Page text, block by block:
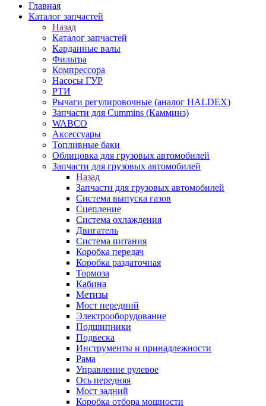
Главная
Каталог запчастей
Назад
Каталог запчастей
Карданные валы
Фильтра
Компрессора
Насосы ГУР
РТИ
Рычаги регулировочные (аналог HALDEX)
Запчасти для Cummins (Камминз)
WABCO
Аксессуары
Топливные баки
Облицовка для грузовых автомобилей
Запчасти для грузовых автомобилей
Назад
Запчасти для грузовых автомобилей
Система выпуска газов
Сцепление
Система охлаждения
Двигатель
Система питания
Коробка передач
Коробка раздаточная
Тормоза
Кабина
Метизы
Мост передний
Электрооборудование
Подшипники
Подвеска
Инструменты и принадлежности
Рама
Управление рулевое
Ось передняя
Мост задний
Коробка отбора мощности